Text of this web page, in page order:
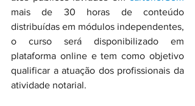
mais de 30 horas de conteúdo
distribuídas em módulos independentes,
o curso será disponibilizado em
plataforma online e tem como objetivo
qualificar a atuação dos profissionais da
atividade notarial.